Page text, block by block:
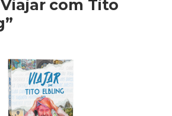
com Tito